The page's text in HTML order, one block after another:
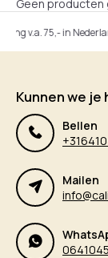
Geen producten
v.a. 75,- in Nederland
Kunnen we je
Bellen
Mailen